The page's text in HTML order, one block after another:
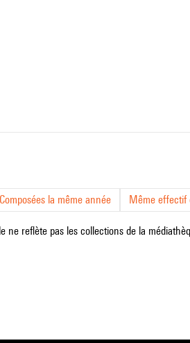
Composées la même année Même effectif
ne reflète pas les collections de la